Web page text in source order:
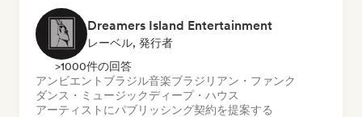
Dreamers Island Entertainment
レーベル, 発行者
>1000件の回答
アンビエント ブラジル音楽ブラジリアン・ファンク
ダンス・ミュージックディープ・ハウス
アーティストにパブリッシング契約を提案する